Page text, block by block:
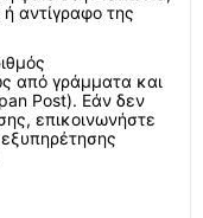
αντίγραφο της
από γράμματα και
Post). Εάν δεν
επικοινωνήστε